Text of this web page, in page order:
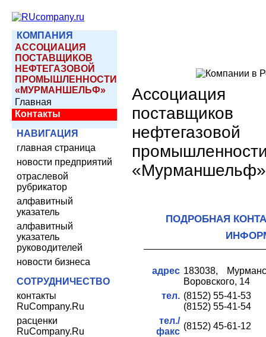
КОМПАНИЯ
АССОЦИАЦИЯ
ПОСТАВЩИКОВ
НЕФТЕГАЗОВОЙ
ПРОМЫШЛЕННОСТИ
«МУРМАНШЕЛЬФ»
Главная
Контакты
НАВИГАЦИЯ
главная страница
новости предприятий
отраслевой
рубрикатор
алфавитный
указатель
алфавитный
указатель
руководителей
новости бизнеса
СОТРУДНИЧЕСТВО
контакты
RuCompany.Ru
расценки
RuCompany.Ru
Ассоциация
поставщиков
нефтегазовой
«Мурманшельф»
ПОДРОБНАЯ
адрес 183038,
Воровского, 14
тел. (8152) 55-41-53
(8152) 55-41-54
тел./
факс
(8152) 45-61-12